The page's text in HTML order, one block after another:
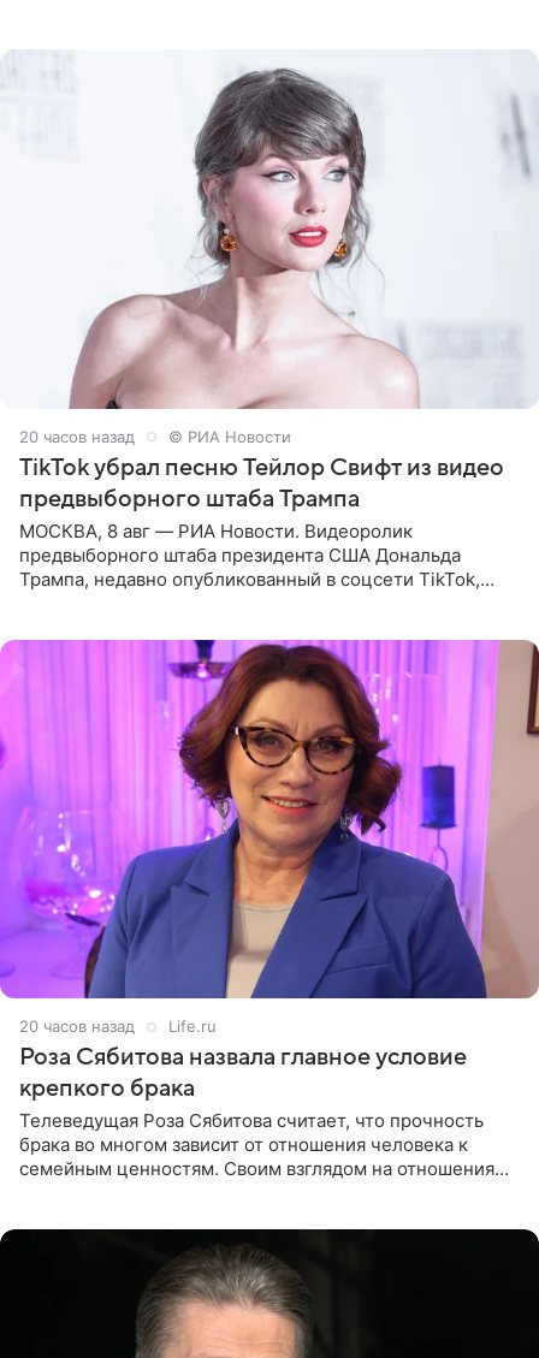
20 часов назад © РИА Новости
TikTok убрал песню Тейлор Свифт из видео
предвыборного штаба Трампа
МОСКВА, 8 авг — РИА Новости. Видеоролик
предвыборного штаба президента США Дональда
Трампа, недавно опубликованный в соцсети TikTok,
20 часов назад Life.ru
Роза Сябитова назвала главное условие
крепкого брака
Телеведущая Роза Сябитова считает, что прочность
брака во многом зависит от отношения человека к
семейным ценностям. Своим взглядом на отношения